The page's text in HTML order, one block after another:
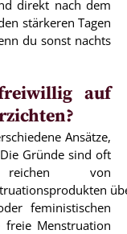
direkt nach dem
stärkeren Tagen
du sonst nachts
auf
Ansätze,
Gründe sind oft
von
feministischen
Menstruation